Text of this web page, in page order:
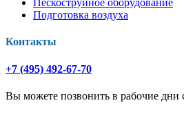
Пескоструйное оборудование
Подготовка воздуха
Контакты
+7 (495) 492-67-70
Вы можете позвонить в рабочие дни